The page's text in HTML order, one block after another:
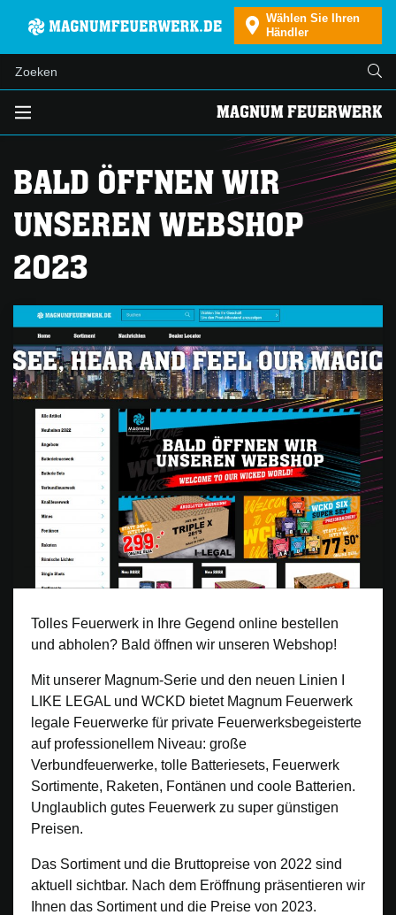
Wählen Sie Ihren
Händler
MAGNUM FEUERWERK
BALD ÖFFNEN WIR
UNSEREN WEBSHOP
2023
Tolles Feuerwerk in Ihre Gegend online bestellen
und abholen? Bald öffnen wir unseren Webshop!
Mit unserer Magnum-Serie und den neuen Linien I
LIKE LEGAL und WCKD bietet Magnum Feuerwerk
legale Feuerwerke für private Feuerwerksbegeisterte
auf professionellem Niveau: große
Verbundfeuerwerke, tolle Batteriesets, Feuerwerk
Sortimente, Raketen, Fontänen und coole Batterien.
Unglaublich gutes Feuerwerk zu super günstigen
Preisen.
Das Sortiment und die Bruttopreise von 2022 sind
aktuell sichtbar. Nach dem Eröffnung präsentieren wir
Ihnen das Sortiment und die Preise von 2023.